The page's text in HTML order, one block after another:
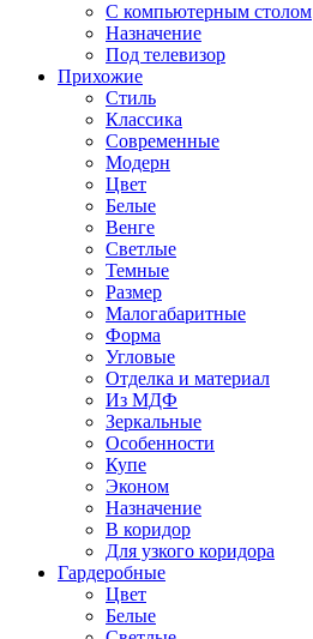
С компьютерным столом
Назначение
Под телевизор
Прихожие
Стиль
Классика
Современные
Модерн
Цвет
Белые
Венге
Светлые
Темные
Размер
Малогабаритные
Форма
Угловые
Отделка и материал
Из МДФ
Зеркальные
Особенности
Купе
Эконом
Назначение
В коридор
Для узкого коридора
Гардеробные
Цвет
Белые